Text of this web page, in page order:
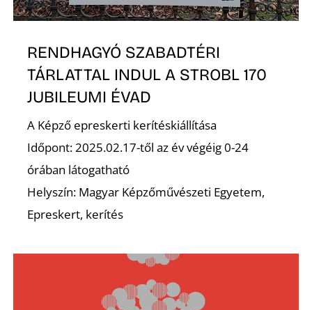
RENDHAGYÓ SZABADTÉRI
TÁRLATTAL INDUL A STROBL 170
JUBILEUMI ÉVAD
A Képző epreskerti kerítéskiállítása
Időpont: 2025.02.17-től az év végéig 0-24
órában látogatható
Helyszín: Magyar Képzőművészeti Egyetem,
Epreskert, kerítés